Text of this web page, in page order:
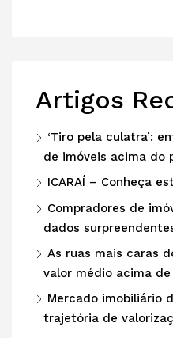
Artigos
‘Tiro pela culatra’:
de imóveis acima do
ICARAÍ – Conheça
Compradores de
dados
As ruas mais caras
valor médio acima de
Mercado imobiliário
trajetória de